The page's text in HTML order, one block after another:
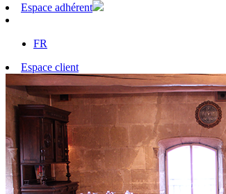
Espace adhérent
FR
Espace client